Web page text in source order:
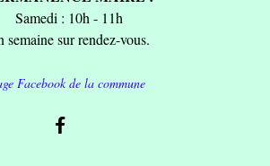
Samedi : 10h - 11h
semaine sur rendez-vous.
Facebook de la commune